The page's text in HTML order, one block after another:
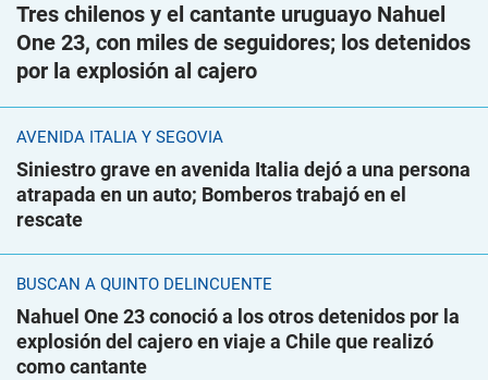
Tres chilenos y el cantante uruguayo Nahuel
One 23, con miles de seguidores; los detenidos
por la explosión al cajero
AVENIDA ITALIA Y SEGOVIA
Siniestro grave en avenida Italia dejó a una persona
atrapada en un auto; Bomberos trabajó en el
rescate
BUSCAN A QUINTO DELINCUENTE
Nahuel One 23 conoció a los otros detenidos por la
explosión del cajero en viaje a Chile que realizó
como cantante